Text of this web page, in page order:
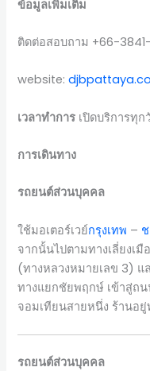
ข้อมูลเพิ่มเติม
ติดต่อสอบถาม +66-
website:
เวลาทำการ เปิดบริการทุก
การเดินทาง
รถยนต์ส่วนบุคคล
ใช้มอเตอร์เวย์กรุงเทพ –
จากนั้นไปตามทางเลี่ยงเมื
(ทางหลวงหมายเลข 3) แ
ทางแยกชัยพฤกษ์ เข้าสู่ถ
จอมเทียนสายหนึ่ง ร้านอ
รถยนต์ส่วนบุคคล